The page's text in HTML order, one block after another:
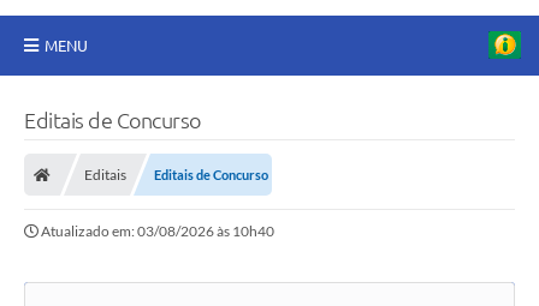
MENU
LICITAÇÕES E CONTRATOS
Secretarias
Leis e Decretos
Editais de Concurso
Editais Editais de Concurso
Atualizado em: 03/08/2026 às 10h40